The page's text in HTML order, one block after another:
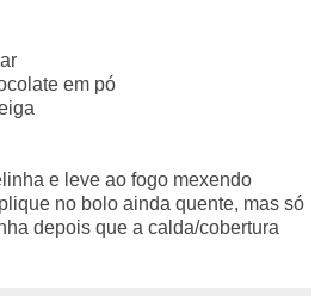
em pó
e leve ao fogo mexendo
no bolo ainda quente, mas só
depois que a calda/cobertura